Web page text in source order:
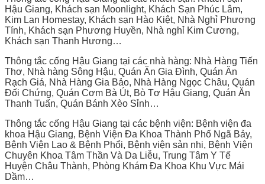
Hậu Giang, Khách sạn Moonlight, Khách Sạn Phúc Lâm,
Kim Lan Homestay, Khách sạn Hào Kiệt, Nhà Nghỉ Phương
Tính, Khách sạn Phương Huyền, Nhà nghỉ Kim Cương,
Khách sạn Thanh Hương…
Thông tắc cống Hậu Giang tại các nhà hàng: Nhà Hàng Tiến
Thơ, Nhà hàng Sông Hậu, Quán Ăn Gia Đình, Quán Ăn
Rạch Giá, Nhà Hàng Gia Bảo, Nhà Hàng Ngọc Châu, Quán
Đối Chứng, Quán Cơm Bà Út, Bò Tơ Hậu Giang, Quán Ăn
Thanh Tuấn, Quán Bánh Xèo Sỉnh…
Thông tắc cống Hậu Giang tại các bệnh viện: Bệnh viện đa
khoa Hậu Giang, Bệnh Viện Đa Khoa Thành Phố Ngã Bảy,
Bệnh Viện Lao & Bệnh Phổi, Bệnh viện sản nhi, Bệnh Viện
Chuyên Khoa Tâm Thần Và Da Liễu, Trung Tâm Y Tế
Huyện Châu Thành, Phòng Khám Đa Khoa Khu Vực Mái
Dầm…